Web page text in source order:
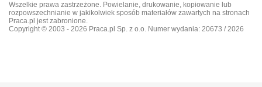
Wszelkie prawa zastrzeżone. Powielanie, drukowanie, kopiowanie lub
rozpowszechnianie w jakikolwiek sposób materiałów zawartych na stronach
Praca.pl jest zabronione.
Copyright © 2003 - 2026 Praca.pl Sp. z o.o. Numer wydania: 20673 / 2026